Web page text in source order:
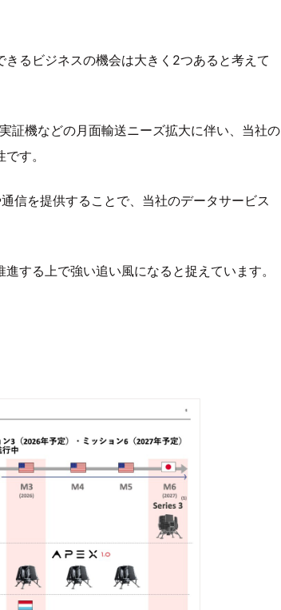
るビジネスの機会は大きく2つあると考えて
証機などの月面輸送ニーズ拡大に伴い、当社の
す。
信を提供することで、当社のデータサービス
する上で強い追い風になると捉えています。